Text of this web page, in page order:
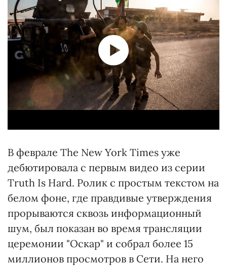
В феврале The New York Times уже
дебютировала с первым видео из серии
Truth Is Hard. Ролик с простым текстом на
белом фоне, где правдивые утверждения
прорываются сквозь информационный
шум, был показан во время трансляции
церемонии "Оскар" и собрал более 15
миллионов просмотров в Сети. На него